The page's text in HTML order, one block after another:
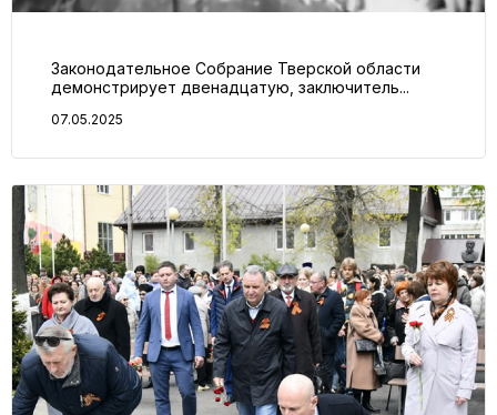
Законодательное Собрание Тверской области
демонстрирует двенадцатую, заключитель...
07.05.2025